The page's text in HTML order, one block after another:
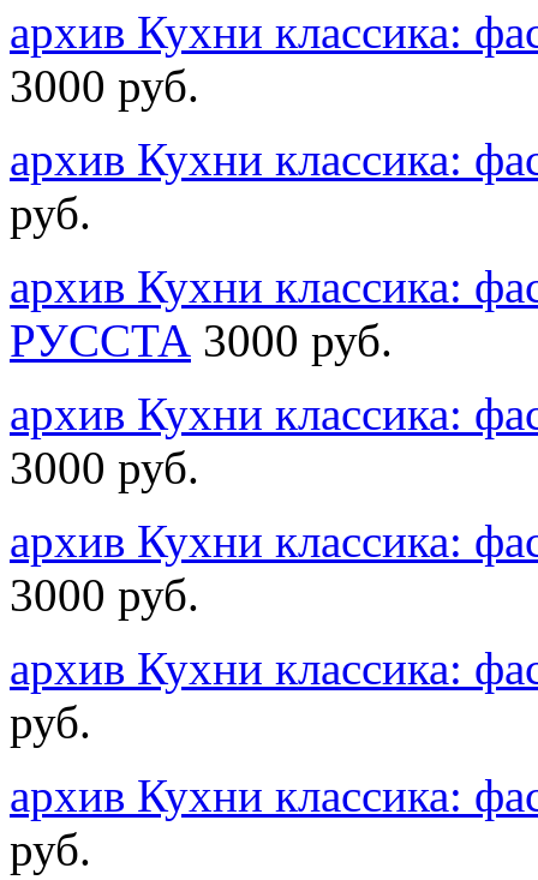
архив Кухни классика:
3000 руб.
архив Кухни классика:
руб.
архив Кухни классика:
РУССТА 3000 руб.
архив Кухни классика:
3000 руб.
архив Кухни классика:
3000 руб.
архив Кухни классика:
руб.
архив Кухни классика:
руб.